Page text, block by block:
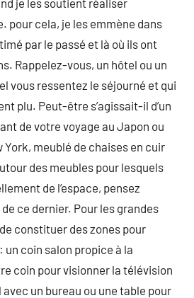
pour cela, je les emmène dans
par le passé et là où ils ont
Rappelez-vous, un hôtel ou un
vous ressentez le séjourné et qui
plu. Peut-être s’agissait-il d’un
de votre voyage au Japon ou
York, meublé de chaises en cuir
des meubles pour lesquels
de l’espace, pensez
ce dernier. Pour les grandes
constituer des zones pour
coin salon propice à la
coin pour visionner la télévision
un bureau ou une table pour